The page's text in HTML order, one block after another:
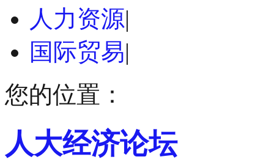
人力资源|
国际贸易|
您的位置：
人大经济论坛